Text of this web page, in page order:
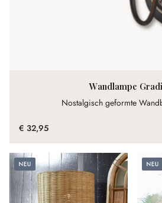
Wandlampe
Nostalgisch geformte
€ 32,95
Neu Neu